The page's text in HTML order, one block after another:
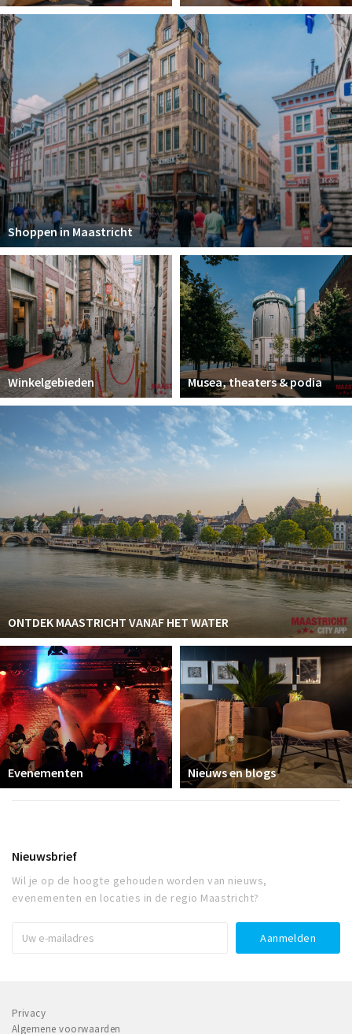
Shoppen in Maastricht
Winkelgebieden Musea, theaters & podia
ONTDEK MAASTRICHT VANAF HET WATER
Evenementen Nieuws en blogs
Nieuwsbrief
Wil je op de hoogte gehouden worden van nieuws,
evenementen en locaties in de regio Maastricht?
Privacy
Algemene voorwaarden